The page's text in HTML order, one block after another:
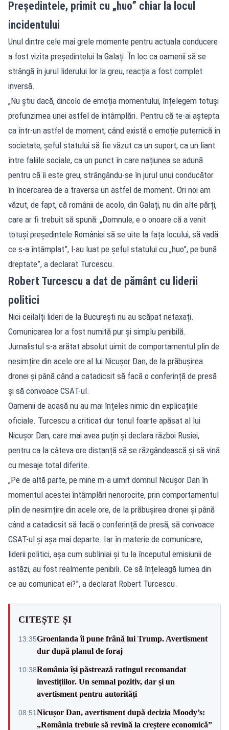
Președintele, primit cu „huo” chiar la locul
incidentului
Unul dintre cele mai grele momente pentru actuala conducere
a fost vizita președintelui la Galați. În loc ca oamenii să se
strângă în jurul liderului lor la greu, reacția a fost complet
inversă.
„Nu știu dacă, dincolo de emoția momentului, înțelegem totuși
profunzimea unei astfel de întâmplări. Pentru că te-ai aștepta
ca într-un astfel de moment, când există o emoție puternică în
societate, șeful statului să fie văzut ca un suport, ca un liant
între faliile sociale, ca un punct în care națiunea se adună
pentru că îi este greu, strângându-se în jurul unui conducător
în încercarea de a traversa un astfel de moment. Ori noi am
văzut, de fapt, că românii de acolo, din Galați, nu din alte părți,
care ar fi trebuit să spună: „Domnule, e o onoare că a venit
totuși președintele României să se uite la fața locului, să vadă
ce s-a întâmplat”, l-au luat pe șeful statului cu „huo”, pe bună
dreptate”, a declarat Turcescu.
Robert Turcescu a dat de pământ cu liderii
politici
Nici ceilalți lideri de la București nu au scăpat netaxați.
Comunicarea lor a fost numită pur și simplu penibilă.
Jurnalistul s-a arătat absolut uimit de comportamentul plin de
nesimțire din acele ore al lui Nicușor Dan, de la prăbușirea
dronei și până când a catadicsit să facă o conferință de presă
și să convoace CSAT-ul.
Oamenii de acasă nu au mai înțeles nimic din explicațiile
oficiale. Turcescu a criticat dur tonul foarte apăsat al lui
Nicușor Dan, care mai avea puțin și declara război Rusiei,
pentru ca la câteva ore distanță să se răzgândească și să vină
cu mesaje total diferite.
„Pe de altă parte, pe mine m-a uimit domnul Nicușor Dan în
momentul acestei întâmplări nenorocite, prin comportamentul
plin de nesimțire din acele ore, de la prăbușirea dronei și până
când a catadicsit să facă o conferință de presă, să convoace
CSAT-ul și așa mai departe. Iar în materie de comunicare,
liderii politici, așa cum subliniai și tu la începutul emisiunii de
astăzi, au fost realmente penibili. Ce să înțeleagă lumea din
ce au comunicat ei?”, a declarat Robert Turcescu.
CITEȘTE ȘI
13:35Groenlanda îi pune frână lui Trump. Avertisment
dur după planul de foraj
10:38România își păstrează ratingul recomandat
investițiilor. Un semnal pozitiv, dar și un
avertisment pentru autorități
08:51Nicușor Dan, avertisment după decizia Moody’s:
„România trebuie să revină la creștere economică”